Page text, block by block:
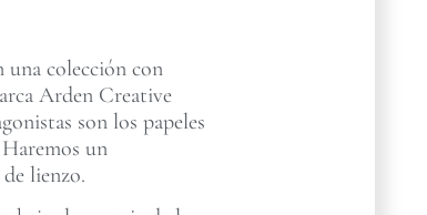
una colección con
Arden Creative
son los papeles
un
lienzo.